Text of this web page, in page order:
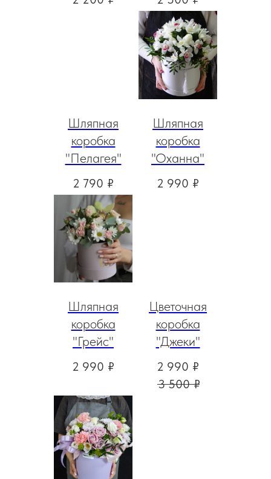
Шляпная
коробка
"Пелагея"
2 790 ₽
Шляпная
коробка
"Оханна"
2 990 ₽
Шляпная
коробка
"Грейс"
2 990 ₽
Цветочная
коробка
"Джеки"
2 990 ₽
3 500 ₽